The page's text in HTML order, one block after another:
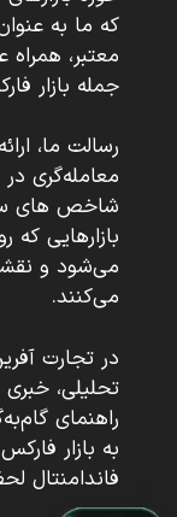
که ما به
معتبر، همراه
جمله بازار
رسالت ما،
معامله‌گری
شاخص های
بازارهایی که
می‌شود و نقشی
می‌کنند.
در تجارت
تحلیلی،
راهنمای
به بازار
فاندامنتال